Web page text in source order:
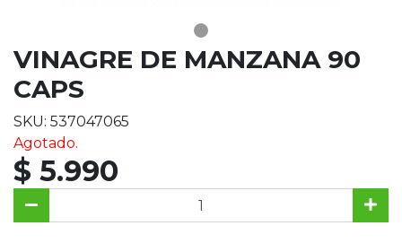
VINAGRE DE MANZANA 90
CAPS
SKU: 537047065
Agotado.
$ 5.990